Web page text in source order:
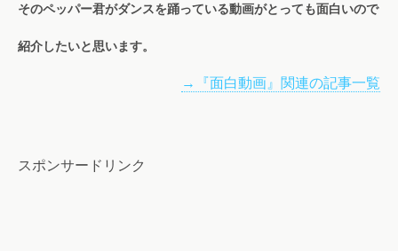
そのペッパー君がダンスを踊っている動画がとっても面白いので
紹介したいと思います。
→『面白動画』関連の記事一覧
スポンサードリンク